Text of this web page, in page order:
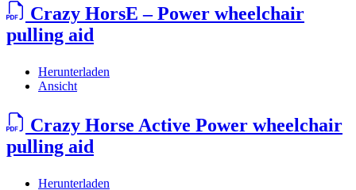
Crazy HorsE – Power wheelchair
pulling aid
Herunterladen
Ansicht
Crazy Horse Active Power wheelchair
pulling aid
Herunterladen